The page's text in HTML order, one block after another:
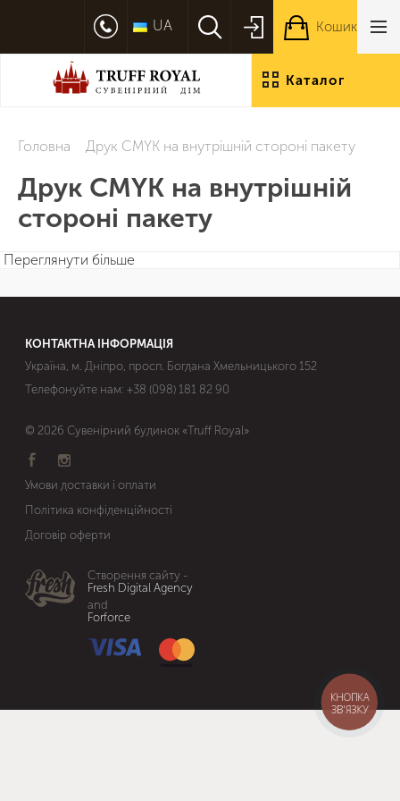
Каталог
UA Кошик
Головна Друк CMYK на внутрішній стороні пакету
Друк CMYK на внутрішній
стороні пакету
Переглянути більше
КОНТАКТНА ІНФОРМАЦІЯ
Україна, м. Дніпро, просп. Богдана Хмельницького 152
Телефонуйте нам: +38 (098) 181 82 90
© 2026 Сувенірний будинок «Truff Royal»
Умови доставки і оплати
Політика конфіденційності
Договір оферти
Створення сайту -
Fresh Digital Agency
and
Forforce
КНОПКА
ЗВ'ЯЗКУ